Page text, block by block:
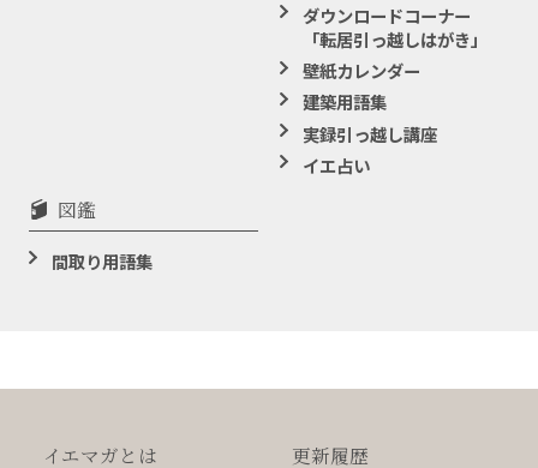
ダウンロードコーナー
「転居引っ越しはがき」
壁紙カレンダー
建築用語集
実録引っ越し講座
イエ占い
図鑑
間取り用語集
イエマガとは 更新履歴